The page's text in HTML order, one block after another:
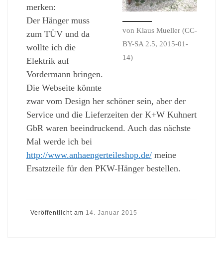
von Klaus Mueller (CC-
BY-SA 2.5, 2015-01-
14)
merken:
Der Hänger muss
zum TÜV und da
wollte ich die
Elektrik auf
Vordermann bringen.
Die Webseite könnte
zwar vom Design her schöner sein, aber der
Service und die Lieferzeiten der K+W Kuhnert
GbR waren beeindruckend. Auch das nächste
Mal werde ich bei
http://www.anhaengerteileshop.de/meine
Ersatzteile für den PKW-Hänger bestellen.
Veröffentlicht am 14. Januar 2015